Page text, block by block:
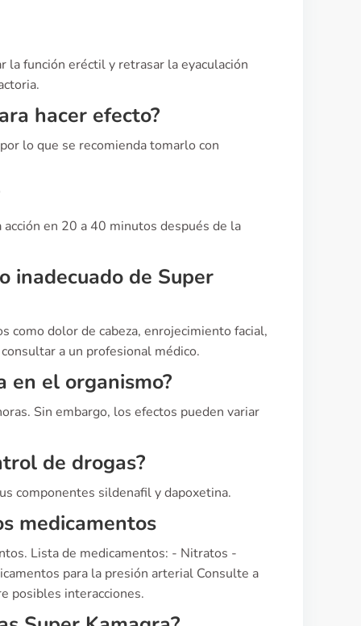
la función eréctil y retrasar la eyaculación
hacer efecto?
lo que se recomienda tomarlo con
en 20 a 40 minutos después de la
inadecuado de Super
como dolor de cabeza, enrojecimiento facial,
a un profesional médico.
en el organismo?
Sin embargo, los efectos pueden variar
de drogas?
componentes sildenafil y dapoxetina.
medicamentos
Lista de medicamentos: - Nitratos -
para la presión arterial Consulte a
posibles interacciones.